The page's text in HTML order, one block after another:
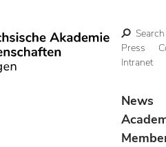
Search
Press
Intranet
News